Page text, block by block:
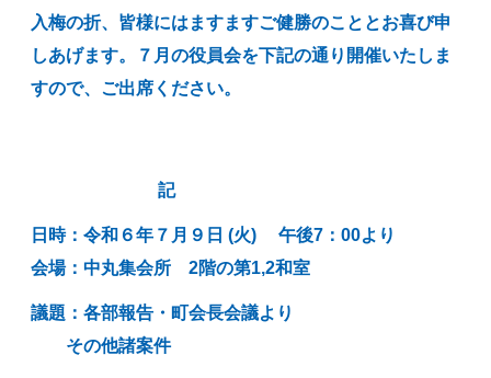
入梅の折、皆様にはますますご健勝のこととお喜び申
しあげます。７月の役員会を下記の通り開催いたしま
すので、ご出席ください。
記
日時：令和６年７月９日 (火) 午後7：00より
会場：中丸集会所 2階の第1,2和室
議題：各部報告・町会長会議より
その他諸案件